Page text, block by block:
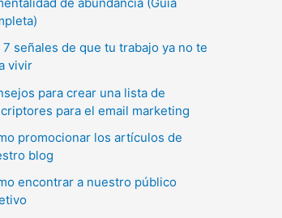
7 señales de que tu trabajo ya no te
vivir
para crear una lista de
para el email marketing
promocionar los artículos de
blog
encontrar a nuestro público